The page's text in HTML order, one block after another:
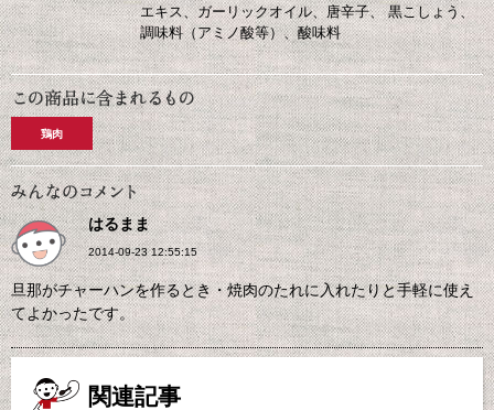
エキス、ガーリックオイル、唐辛子、 黒こしょう、
調味料（アミノ酸等）、酸味料
鶏肉
はるまま
2014-09-23 12:55:15
旦那がチャーハンを作るとき・焼肉のたれに入れたりと手軽に使え
てよかったです。
関連記事